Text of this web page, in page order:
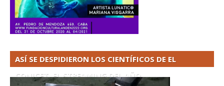
ASÍ SE DESPIDIERON LOS CIENTÍFICOS DE EL
CONICET. EL STREAMING DEL AÑO